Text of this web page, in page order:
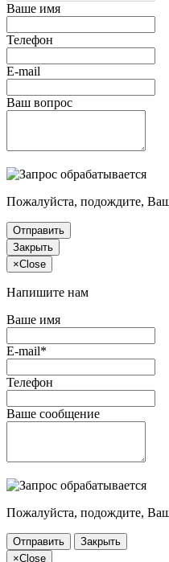
Ваше имя
Телефон
E-mail
Ваш вопрос
Пожалуйста, подождите, Ваш
Отправить
Закрыть
×Close
Напишите нам
Ваше имя
E-mail*
Телефон
Ваше сообщение
Пожалуйста, подождите, Ваш
Отправить
Закрыть
×Close